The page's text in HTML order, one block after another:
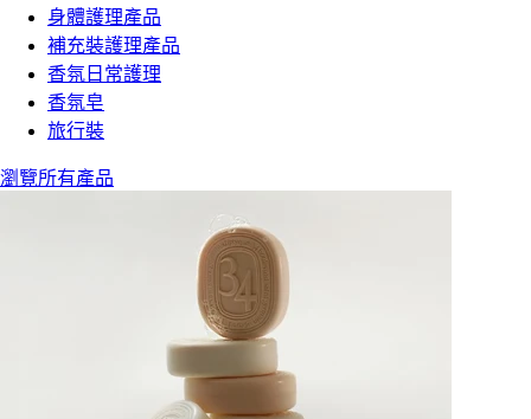
身體護理產品
補充裝護理產品
香氛日常護理
香氛皂
旅行裝
瀏覽所有產品